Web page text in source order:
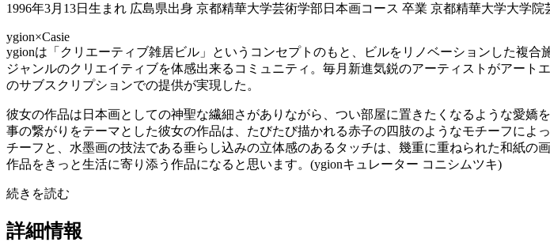
1996年3月13日生まれ 広島県出身 京都精華大学芸術学部日本画コース 卒業 京都精華大学大学
ygion×Casie
ygionは「クリエーティブ雑居ビル」というコンセプトのもと、ビルをリノベーションした複
ジャンルのクリエイティブを体感出来るコミュニティ。毎月新進気鋭のアーティストがアー
のサブスクリプションでの提供が実現した。
彼女の作品は日本画としての神聖な繊細さがありながら、つい部屋に置きたくなるような愛
事の繋がりをテーマとした彼女の作品は、たびたび描かれる赤子の四肢のようなモチーフに
チーフと、水墨画の技法である垂らし込みの立体感のあるタッチは、幾重に重ねられた和紙
作品をきっと生活に寄り添う作品になると思います。(ygionキュレーター コニシムツキ)
続きを読む
詳細情報